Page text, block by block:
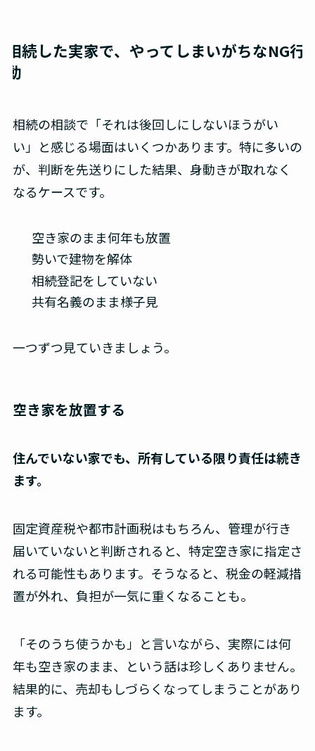
相続した実家で、やってしまいがちなNG行
動
相続の相談で「それは後回しにしないほうがい
い」と感じる場面はいくつかあります。特に多いの
が、判断を先送りにした結果、身動きが取れなく
なるケースです。
空き家のまま何年も放置
勢いで建物を解体
相続登記をしていない
共有名義のまま様子見
一つずつ見ていきましょう。
空き家を放置する
住んでいない家でも、所有している限り責任は続き
ます。
固定資産税や都市計画税はもちろん、管理が行き
届いていないと判断されると、特定空き家に指定さ
れる可能性もあります。そうなると、税金の軽減措
置が外れ、負担が一気に重くなることも。
「そのうち使うかも」と言いながら、実際には何
年も空き家のまま、という話は珍しくありません。
結果的に、売却もしづらくなってしまうことがあり
ます。